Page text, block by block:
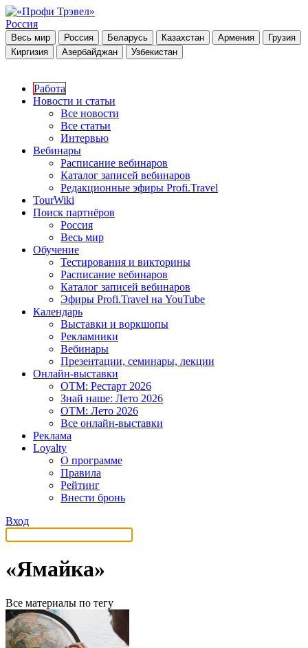
Россия
Весь мир Россия Беларусь Казахстан Армения
Грузия
Киргизия
Азербайджан Узбекистан
Работа
Новости и статьи
Все новости
Все статьи
Интервью
Вебинары
Расписание вебинаров
Каталог записей вебинаров
Редакционные эфиры Profi.Travel
TourWiki
Поиск партнёров
Россия
Весь мир
Обучение
Тестирования и викторины
Расписание вебинаров
Каталог записей вебинаров
Эфиры Profi.Travel на YouTube
Календарь
Выставки и воркшопы
Рекламники
Вебинары
Презентации, семинары, лекции
Онлайн-выставки
OTM: Рестарт 2026
Знай наше: Лето 2026
OTM: Лето 2026
Все онлайн-выставки
Реклама
Loyalty
О программе
Правила
Рейтинг
Внести бронь
Вход
«Ямайка»
Все материалы по тегу